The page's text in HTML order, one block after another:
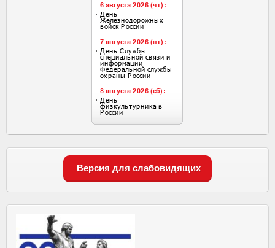
Версия для слабовидящих